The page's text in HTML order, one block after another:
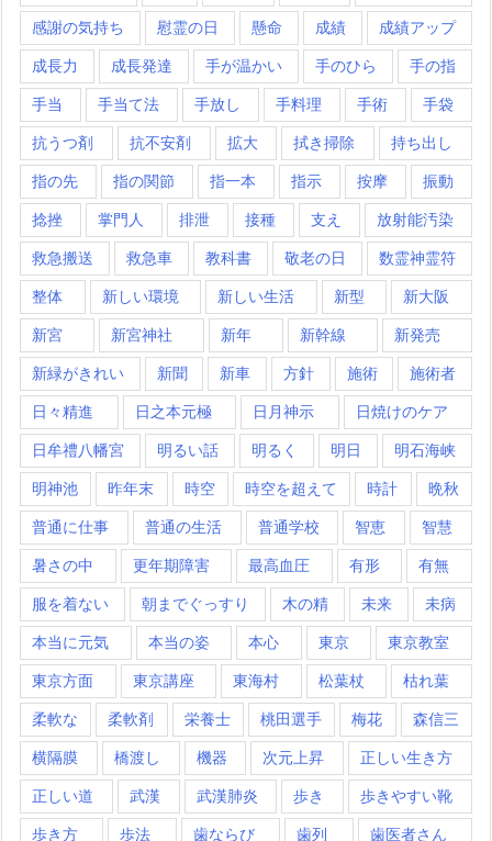
感謝の気持ち 慰霊の日 懸命 成績 成績アップ
成長力 成長発達 手が温かい 手のひら 手の指
手当 手当て法 手放し 手料理 手術 手袋
抗うつ剤 抗不安剤 拡大 拭き掃除 持ち出し
指の先 指の関節 指一本 指示 按摩 振動
捻挫 掌門人 排泄 接種 支え 放射能汚染
救急搬送 救急車 教科書 敬老の日 数霊神霊符
整体 新しい環境 新しい生活 新型 新大阪
新宮 新宮神社 新年 新幹線 新発売
新緑がきれい 新聞 新車 方針 施術 施術者
日々精進 日之本元極 日月神示 日焼けのケア
日牟禮八幡宮 明るい話 明るく 明日 明石海峡
明神池 昨年末 時空 時空を超えて 時計 晩秋
普通に仕事 普通の生活 普通学校 智恵 智慧
暑さの中 更年期障害 最高血圧 有形 有無
服を着ない 朝までぐっすり 木の精 未来 未病
本当に元気 本当の姿 本心 東京 東京教室
東京方面 東京講座 東海村 松葉杖 枯れ葉
柔軟な 柔軟剤 栄養士 桃田選手 梅花 森信三
横隔膜 橋渡し 機器 次元上昇 正しい生き方
正しい道 武漢 武漢肺炎 歩き 歩きやすい靴
歩き方 歩法 歯ならび 歯列 歯医者さん